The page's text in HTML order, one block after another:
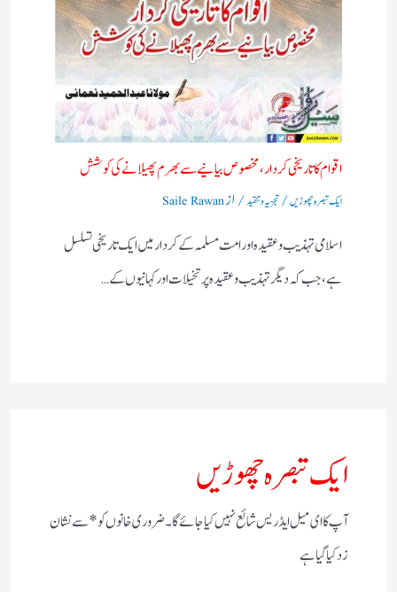
اقوام کا تاریخی کردار،مخصوص بیانیے سے بھرم پھیلانے کی کوشش
ایک تبصرہ چھوڑیں/تجزیہ و تنقید/ ازSaile Rawan
اسلامی تہذیب و عقیدہ اور امت مسلمہ کے کردار میں ایک تاریخی تسلسل
ہے، جب کہ دیگر تہذیب و عقیدہ پر تخیلات اور کہانیوں کے…
ایک تبصرہ چھوڑیں
آپ کا ای میل ایڈریس شائع نہیں کیا جائے گا۔ضروری خانوں کو*سے نشان
زد کیا گیا ہے